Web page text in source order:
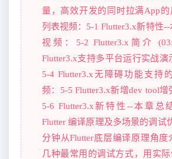
量，高效开发的同时拉满App
列表视频：5-1 Flutter3.x新特性
视频：5-2 Flutter3.x简介
Flutter3.x支持多平台运行实战演
5-4 Flutter3.x无障碍功能支持
频：5-5 Flutter3.x新增dev tool增
5-6 Flutter3.x新特性--本章总
Flutter 编译原理及多场景的调试
分钟从Flutter底层编译原理角度
几种最常用的调试方式，用实